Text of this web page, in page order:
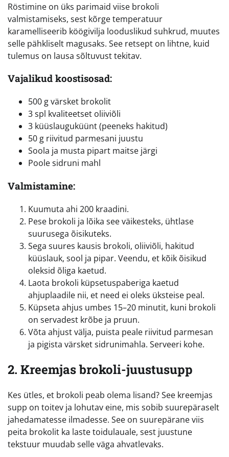
Röstimine on üks parimaid viise brokoli
valmistamiseks, sest kõrge temperatuur
karamelliseerib köögivilja looduslikud suhkrud, muutes
selle pähkliselt magusaks. See retsept on lihtne, kuid
tulemus on lausa sõltuvust tekitav.
Vajalikud koostisosad:
500 g värsket brokolit
3 spl kvaliteetset oliiviõli
3 küüslauguküünt (peeneks hakitud)
50 g riivitud parmesani juustu
Soola ja musta pipart maitse järgi
Poole sidruni mahl
Valmistamine:
Kuumuta ahi 200 kraadini.
Pese brokoli ja lõika see väikesteks, ühtlase
suurusega õisikuteks.
Sega suures kausis brokoli, oliiviõli, hakitud
küüslauk, sool ja pipar. Veendu, et kõik õisikud
oleksid õliga kaetud.
Laota brokoli küpsetuspaberiga kaetud
ahjuplaadile nii, et need ei oleks üksteise peal.
Küpseta ahjus umbes 15–20 minutit, kuni brokoli
on servadest krõbe ja pruun.
Võta ahjust välja, puista peale riivitud parmesan
ja pigista värsket sidrunimahla. Serveeri kohe.
2. Kreemjas brokoli-juustusupp
Kes ütles, et brokoli peab olema lisand? See kreemjas
supp on toitev ja lohutav eine, mis sobib suurepäraselt
jahedamatesse ilmadesse. See on suurepärane viis
peita brokolit ka laste toidulauale, sest juustune
tekstuur muudab selle väga ahvatlevaks.